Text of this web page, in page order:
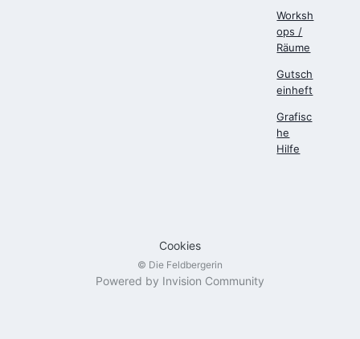
Worksh
ops /
Räume
Gutsch
einheft
Grafisc
he
Hilfe
Cookies
© Die Feldbergerin
Powered by Invision Community